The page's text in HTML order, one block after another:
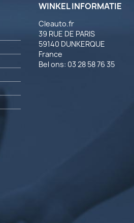
WINKEL INFORMATIE
Cleauto.fr
39 RUE DE PARIS
59140 DUNKERQUE
France
Bel ons: 03 28 58 76 35